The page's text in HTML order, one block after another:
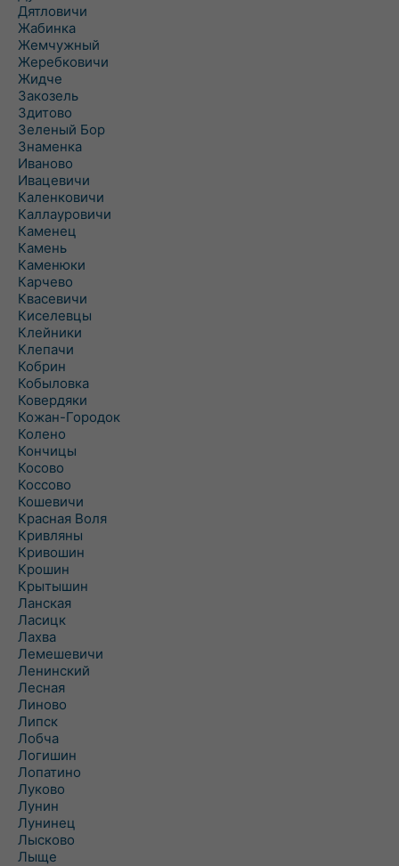
Дятловичи
Жабинка
Жемчужный
Жеребковичи
Жидче
Закозель
Здитово
Зеленый Бор
Знаменка
Иваново
Ивацевичи
Каленковичи
Каллауровичи
Каменец
Камень
Каменюки
Карчево
Квасевичи
Киселевцы
Клейники
Клепачи
Кобрин
Кобыловка
Ковердяки
Кожан-Городок
Колено
Кончицы
Косово
Коссово
Кошевичи
Красная Воля
Кривляны
Кривошин
Крошин
Крытышин
Ланская
Ласицк
Лахва
Лемешевичи
Ленинский
Лесная
Линово
Липск
Лобча
Логишин
Лопатино
Луково
Лунин
Лунинец
Лысково
Лыще